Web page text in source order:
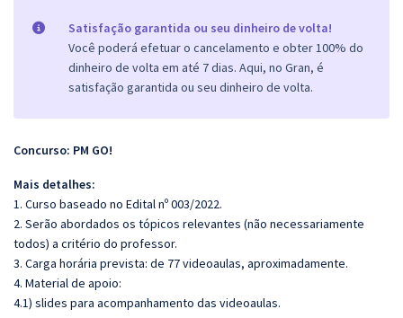
Satisfação garantida ou seu dinheiro de volta!
Você poderá efetuar o cancelamento e obter 100% do
dinheiro de volta em até 7 dias. Aqui, no Gran, é
satisfação garantida ou seu dinheiro de volta.
Concurso: PM GO!
Mais detalhes:
1. Curso baseado no Edital nº 003/2022.
2. Serão abordados os tópicos relevantes (não necessariamente
todos) a critério do professor.
3. Carga horária prevista: de 77 videoaulas, aproximadamente.
4. Material de apoio:
4.1) slides para acompanhamento das videoaulas.